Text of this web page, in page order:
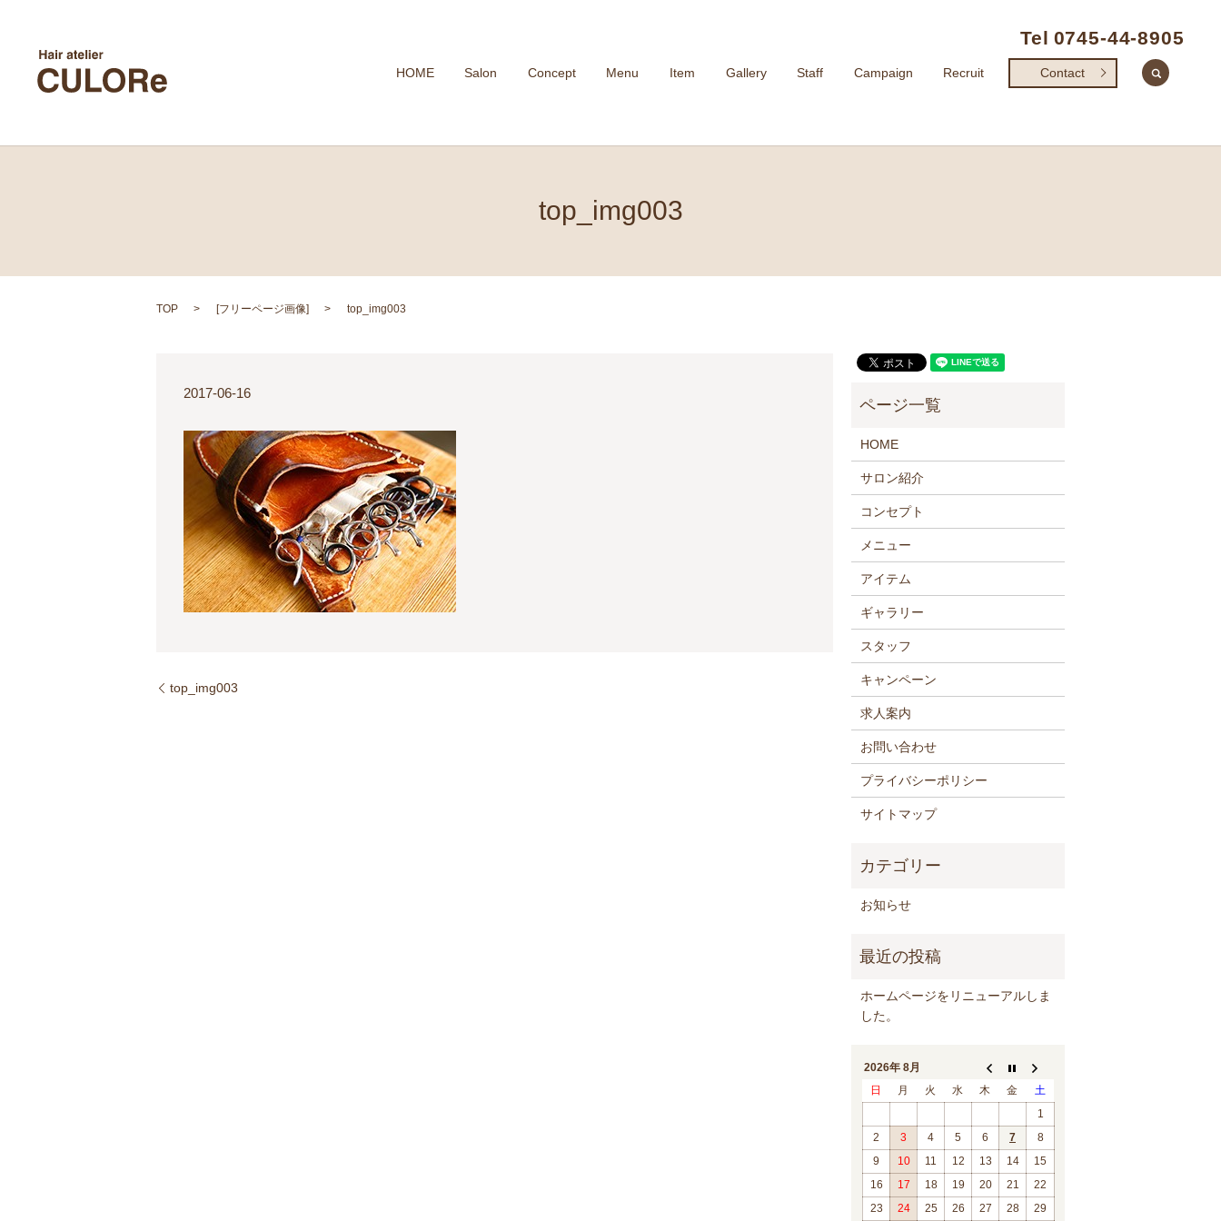
Tel 0745-44-8905
HOME Salon Concept Menu Item Gallery Staff Campaign Recruit Contact search
top_img003
TOP [フリーページ画像] top_img003
2017-06-16
top_img003
HOME
サロン紹介
コンセプト
メニュー
アイテム
ギャラリー
スタッフ
キャンペーン
求人案内
お問い合わせ
プライバシーポリシー
サイトマップ
お知らせ
ホームページをリニューアルしま
した。
2026年 8月
日
月 火 水 木 金
土
1
2
3 4 5 6 7
8
9
10 11 12 13 14
15
16
17 18 19 20 21
22
23
24 25 26 27 28 29